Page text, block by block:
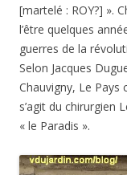
[martelé : ROY?] ».
l’être quelques
guerres de la
Selon Jacques
Chauvigny, Le Pays
s’agit du chirurgien
« le Paradis ».